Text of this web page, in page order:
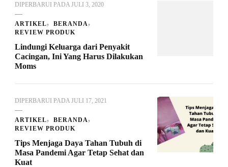
DIPERBARUI PADA JULI 3, 2020
ARTIKEL
BERANDA
REVIEW PRODUK
Lindungi Keluarga dari Penyakit
Cacingan, Ini Yang Harus Dilakukan
Moms
DIPERBARUI PADA JULI 17, 2021
ARTIKEL
BERANDA
REVIEW PRODUK
Tips Menjaga Daya Tahan Tubuh di
Masa Pandemi Agar Tetap Sehat dan
Kuat